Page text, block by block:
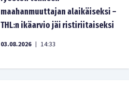
maahanmuuttajan alaikäiseksi –
THL:n ikäarvio jäi ristiriitaiseksi
03.08.2026 | 14:33